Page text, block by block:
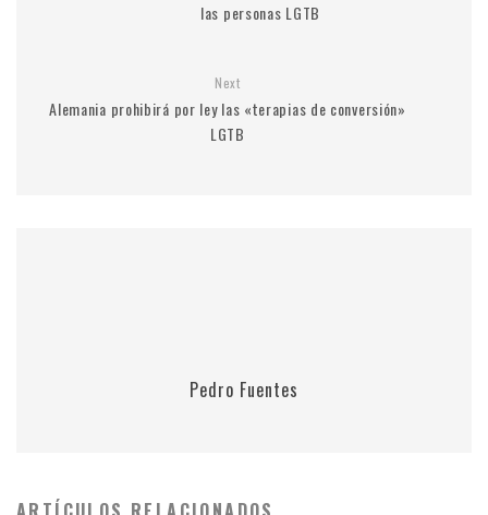
las personas LGTB
Next
Alemania prohibirá por ley las «terapias de conversión»
LGTB
Pedro Fuentes